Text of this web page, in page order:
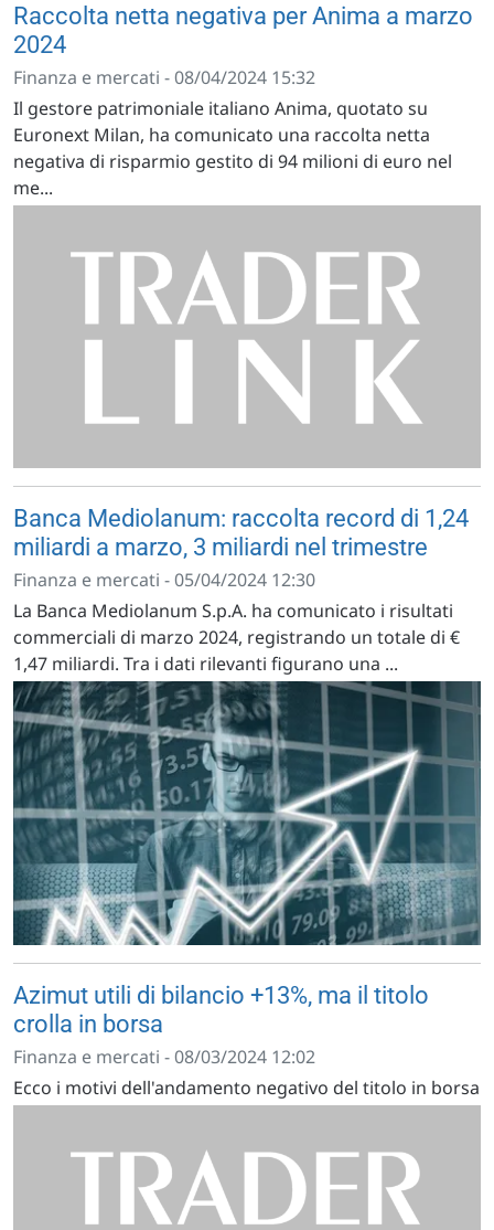
Raccolta netta negativa per Anima a marzo
2024
Finanza e mercati - 08/04/2024 15:32
Il gestore patrimoniale italiano Anima, quotato su
Euronext Milan, ha comunicato una raccolta netta
negativa di risparmio gestito di 94 milioni di euro nel
me...
Banca Mediolanum: raccolta record di 1,24
miliardi a marzo, 3 miliardi nel trimestre
Finanza e mercati - 05/04/2024 12:30
La Banca Mediolanum S.p.A. ha comunicato i risultati
commerciali di marzo 2024, registrando un totale di €
1,47 miliardi. Tra i dati rilevanti figurano una ...
Azimut utili di bilancio +13%, ma il titolo
crolla in borsa
Finanza e mercati - 08/03/2024 12:02
Ecco i motivi dell'andamento negativo del titolo in borsa